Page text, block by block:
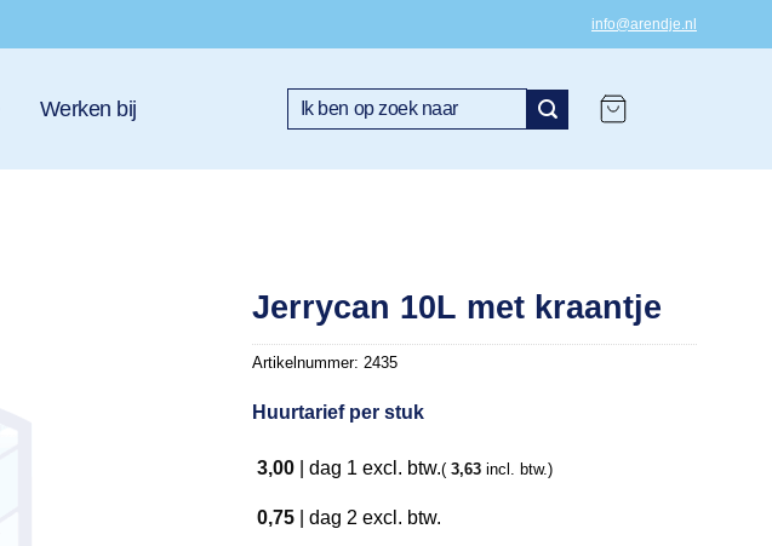
info@arendje.nl
Werken bij
Zoeken
Jerrycan 10L met kraantje
Artikelnummer:2435
Huurtarief per stuk
3,00 |dag 1 excl. btw.( 3,63 incl. btw.)
0,75 |dag 2 excl. btw.